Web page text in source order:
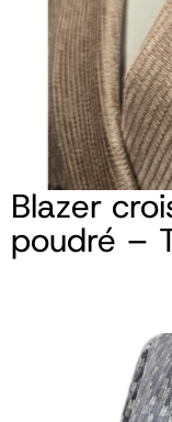
Blazer
poudré –